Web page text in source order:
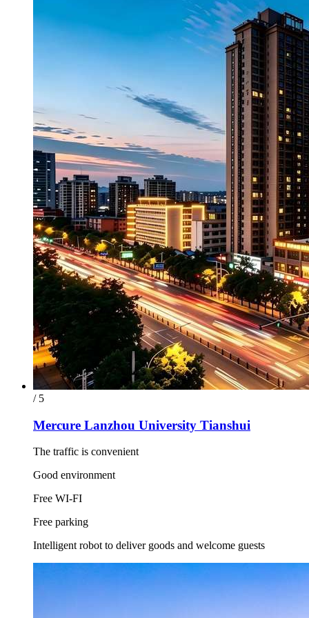
/ 5
Mercure Lanzhou University Tianshui
The traffic is convenient
Good environment
Free WI-FI
Free parking
Intelligent robot to deliver goods and welcome guests